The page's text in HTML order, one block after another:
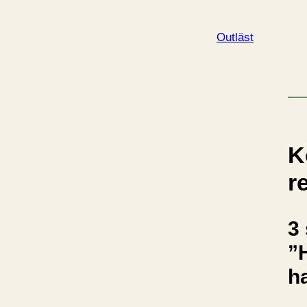
Outläst
3